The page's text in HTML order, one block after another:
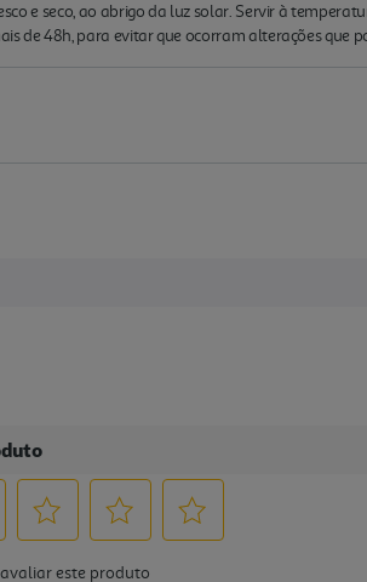
e seco, ao abrigo da luz solar. Servir à
de 48h, para evitar que ocorram alterações